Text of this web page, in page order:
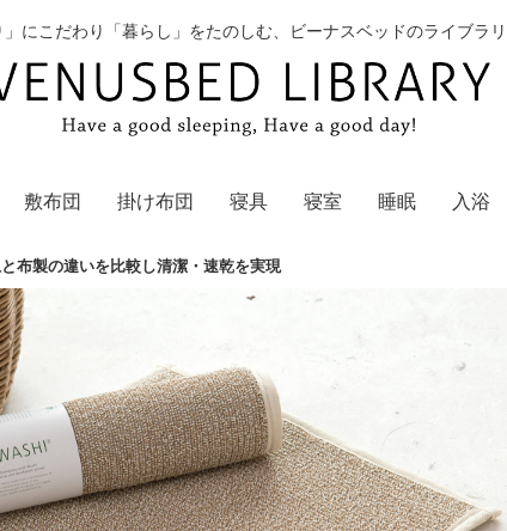
」にこだわり「暮らし」をたのしむ、ビーナスベッドのライブラ
敷布団 掛け布団 寝具 寝室 睡眠 入浴
布製の違いを比較し清潔・速乾を実現